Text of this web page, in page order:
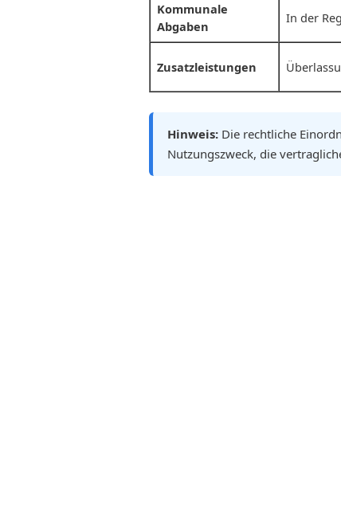
Kommunale
Abgaben
In der
Zusatzleistungen
Hinweis: Die rechtliche
Nutzungszweck, die